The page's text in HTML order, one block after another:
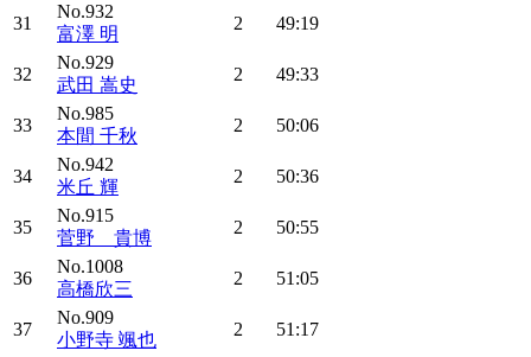
31
No.932
富澤 明
2 49:19
32
No.929
武田 嵩史
2 49:33
33
No.985
本間 千秋
2 50:06
34
No.942
米丘 輝
2 50:36
35
No.915
菅野 貴博
2 50:55
36
No.1008
高橋欣三
2 51:05
37
No.909
小野寺 颯也
2 51:17